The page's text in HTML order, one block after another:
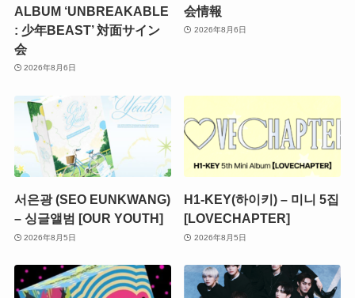
ALBUM ‘UNBREAKABLE
: 少年BEAST’ 対面サイン
会
2026年8月6日
会情報
2026年8月6日
서은광 (SEO EUNKWANG)
– 싱글앨범 [OUR YOUTH]
2026年8月5日
H1-KEY(하이키) – 미니 5집
[LOVECHAPTER]
2026年8月5日